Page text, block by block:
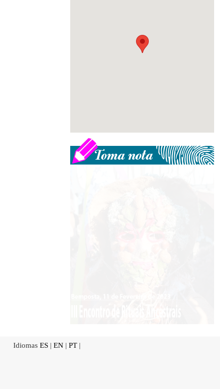
Idiomas ES | EN | PT |